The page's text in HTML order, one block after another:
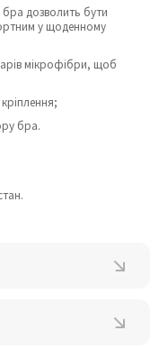
дозволить бути
у щоденному
мікрофібри, щоб
бра.